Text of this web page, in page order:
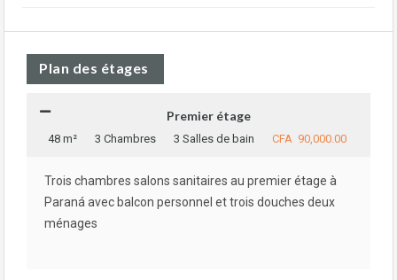
Plan des étages
Premier étage
48 m² 3 Chambres 3 Salles de bain CFA 90,000.00
Trois chambres salons sanitaires au premier étage à
Paraná avec balcon personnel et trois douches deux
ménages